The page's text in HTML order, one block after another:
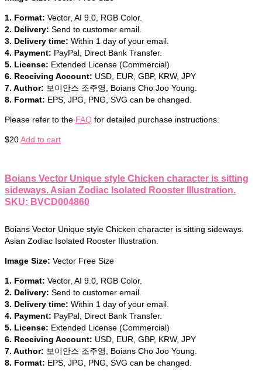
1. Format: Vector, AI 9.0, RGB Color.
2. Delivery: Send to customer email.
3. Delivery time: Within 1 day of your email.
4. Payment: PayPal, Direct Bank Transfer.
5. License: Extended License (Commercial)
6. Receiving Account: USD, EUR, GBP, KRW, JPY
7. Author: 보이안스 조주영, Boians Cho Joo Young.
8. Format: EPS, JPG, PNG, SVG can be changed.
Please refer to the FAQ for detailed purchase instructions.
$20Add to cart
Boians Vector Unique style Chicken character is sitting
sideways. Asian Zodiac Isolated Rooster Illustration.
SKU: BVCD004860
Boians Vector Unique style Chicken character is sitting sideways.
Asian Zodiac Isolated Rooster Illustration.
Image Size: Vector Free Size
1. Format: Vector, AI 9.0, RGB Color.
2. Delivery: Send to customer email.
3. Delivery time: Within 1 day of your email.
4. Payment: PayPal, Direct Bank Transfer.
5. License: Extended License (Commercial)
6. Receiving Account: USD, EUR, GBP, KRW, JPY
7. Author: 보이안스 조주영, Boians Cho Joo Young.
8. Format: EPS, JPG, PNG, SVG can be changed.